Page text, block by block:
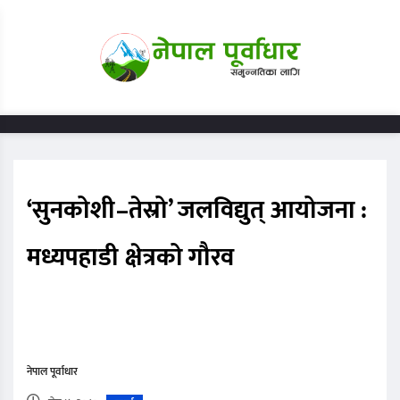
‘सुनकोशी–तेस्रो’ जलविद्युत् आयोजना :
मध्यपहाडी क्षेत्रको गौरव
नेपाल पूर्वाधार